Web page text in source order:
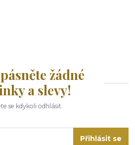
žádné
a slevy!
se kdykoli odhlásit.
Přihlásit se